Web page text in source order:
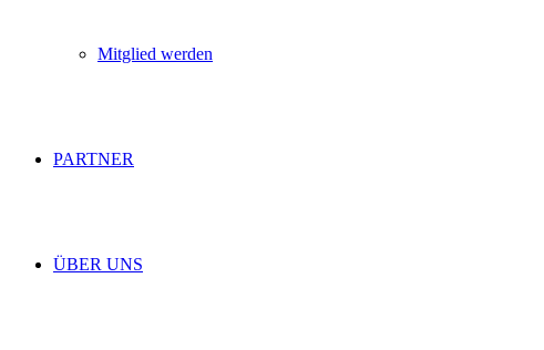
Mitglied werden
PARTNER
ÜBER UNS